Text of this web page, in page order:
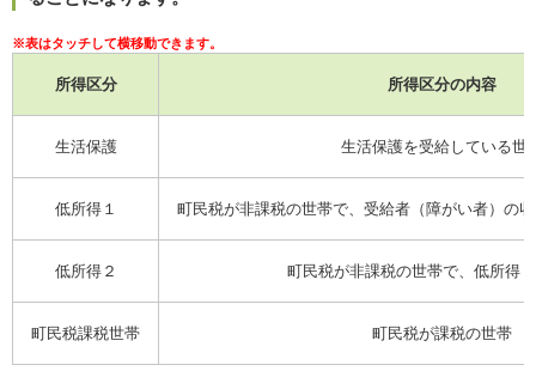
所得区分 所得区分の内容
生活保護 生活保護を受給している世
低所得１ 町民税が非課税の世帯で、受給者（障がい者）の
低所得２ 町民税が非課税の世帯で、低所得
町民税課税世帯 町民税が課税の世帯